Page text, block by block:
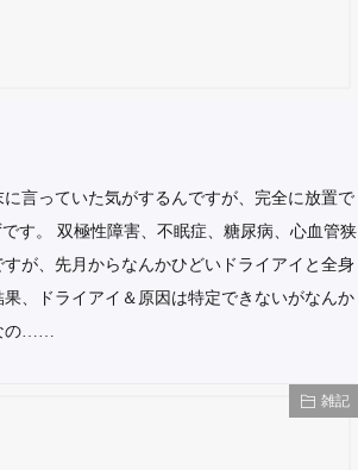
言っていた気がするんですが、完全に放置で
す。 双極性障害、不眠症、糖尿病、心血管狭
が、先月からなんかひどいドライアイと全身
、ドライアイ＆原因は特定できないがなんか
の……
雑記